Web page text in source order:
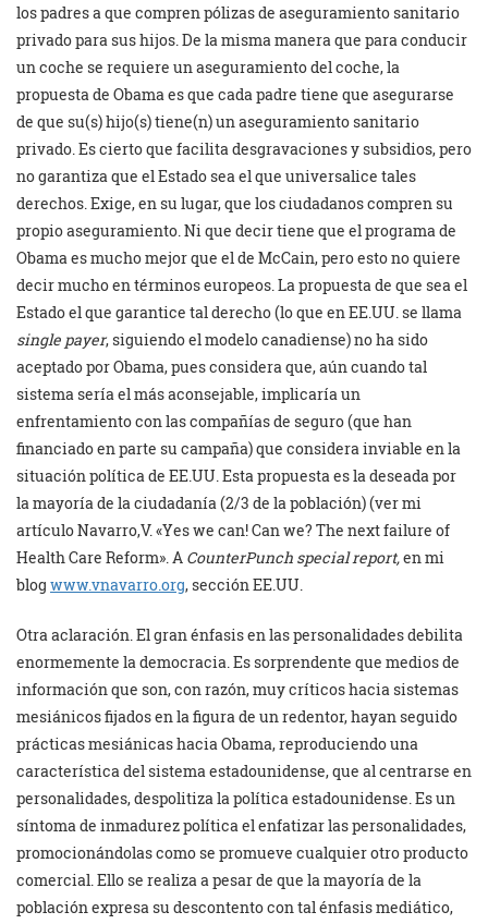
los padres a que compren pólizas de aseguramiento sanitario
privado para sus hijos. De la misma manera que para conducir
un coche se requiere un aseguramiento del coche, la
propuesta de Obama es que cada padre tiene que asegurarse
de que su(s) hijo(s) tiene(n) un aseguramiento sanitario
privado. Es cierto que facilita desgravaciones y subsidios, pero
no garantiza que el Estado sea el que universalice tales
derechos. Exige, en su lugar, que los ciudadanos compren su
propio aseguramiento. Ni que decir tiene que el programa de
Obama es mucho mejor que el de McCain, pero esto no quiere
decir mucho en términos europeos. La propuesta de que sea el
Estado el que garantice tal derecho (lo que en EE.UU. se llama
single payer, siguiendo el modelo canadiense) no ha sido
aceptado por Obama, pues considera que, aún cuando tal
sistema sería el más aconsejable, implicaría un
enfrentamiento con las compañías de seguro (que han
financiado en parte su campaña) que considera inviable en la
situación política de EE.UU. Esta propuesta es la deseada por
la mayoría de la ciudadanía (2/3 de la población) (ver mi
artículo Navarro,V. «Yes we can! Can we? The next failure of
Health Care Reform». A CounterPunch special report,en mi
blog www.vnavarro.org, sección EE.UU.
Otra aclaración. El gran énfasis en las personalidades debilita
enormemente la democracia. Es sorprendente que medios de
información que son, con razón, muy críticos hacia sistemas
mesiánicos fijados en la figura de un redentor, hayan seguido
prácticas mesiánicas hacia Obama, reproduciendo una
característica del sistema estadounidense, que al centrarse en
personalidades, despolitiza la política estadounidense. Es un
síntoma de inmadurez política el enfatizar las personalidades,
promocionándolas como se promueve cualquier otro producto
comercial. Ello se realiza a pesar de que la mayoría de la
población expresa su descontento con tal énfasis mediático,